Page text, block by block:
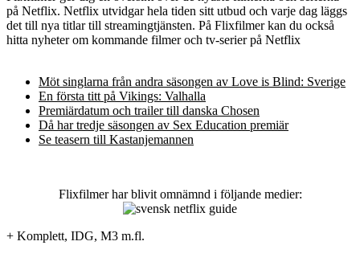
på Netflix. Netflix utvidgar hela tiden sitt utbud och varje dag läggs
det till nya titlar till streamingtjänsten. På Flixfilmer kan du också
hitta nyheter om kommande filmer och tv-serier på Netflix
Möt singlarna från andra säsongen av Love is Blind: Sverige
En första titt på Vikings: Valhalla
Premiärdatum och trailer till danska Chosen
Då har tredje säsongen av Sex Education premiär
Se teasern till Kastanjemannen
Flixfilmer har blivit omnämnd i följande medier:
+ Komplett, IDG, M3 m.fl.